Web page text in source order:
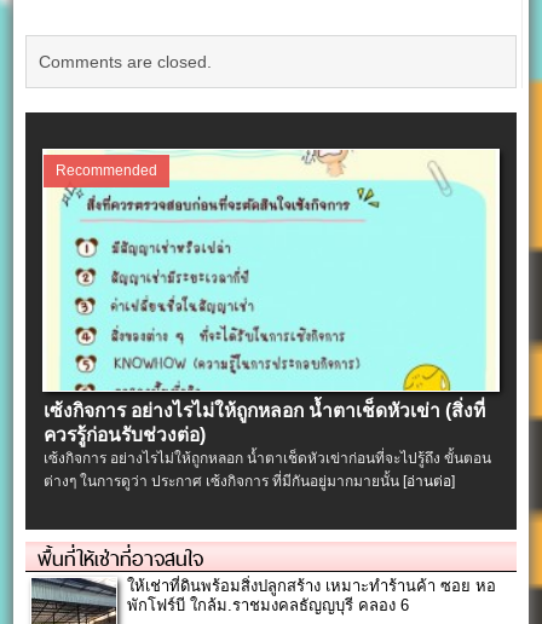
Comments are closed.
Recommended
เซ้งกิจการ อย่างไรไม่ให้ถูกหลอก น้ำตาเช็ดหัวเข่า (สิ่งที่
ควรรู้ก่อนรับช่วงต่อ)
เซ้งกิจการ อย่างไรไม่ให้ถูกหลอก น้ำตาเช็ดหัวเข่าก่อนที่จะไปรู้ถึง ขั้นตอน
ต่างๆ ในการดูว่า ประกาศ เซ้งกิจการ ที่มีกันอยู่มากมายนั้น [อ่านต่อ]
พื้นที่ให้เช่าที่อาจสนใจ
ให้เช่าที่ดินพร้อมสิ่งปลูกสร้าง เหมาะทำร้านค้า ซอย หอ
พักโฟร์บี ใกล้ม.ราชมงคลธัญญบุรี คลอง 6